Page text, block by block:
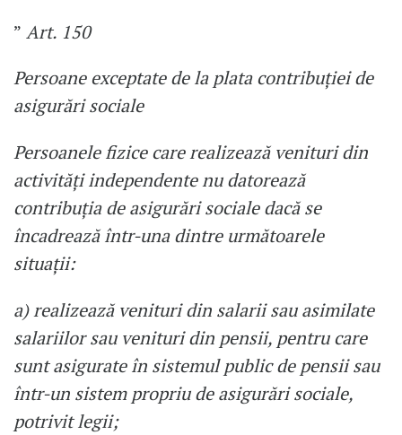
” Art. 150
Persoane exceptate de la plata contribuţiei de
asigurări sociale
Persoanele fizice care realizează venituri din
activităţi independente nu datorează
contribuţia de asigurări sociale dacă se
încadrează într-una dintre următoarele
situaţii:
a) realizează venituri din salarii sau asimilate
salariilor sau venituri din pensii, pentru care
sunt asigurate în sistemul public de pensii sau
într-un sistem propriu de asigurări sociale,
potrivit legii;